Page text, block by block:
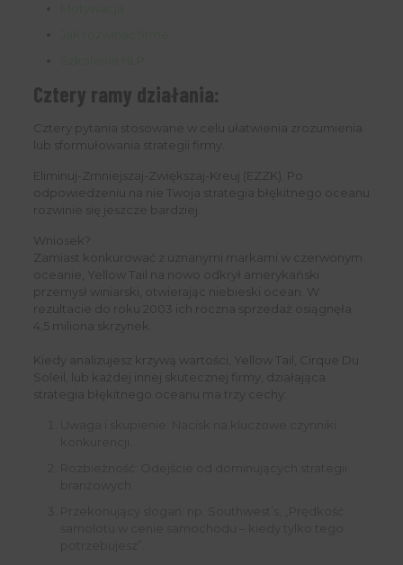
Cztery ramy działania:
Cztery pytania stosowane w celu ułatwienia zrozumienia
lub sformułowania strategii firmy.
Eliminuj-Zmniejszaj-Zwiększaj-Kreuj (EZZK). Po
odpowiedzeniu na nie Twoja strategia błękitnego oceanu
rozwinie się jeszcze bardziej.
Wniosek?
Zamiast konkurować z uznanymi markami w czerwonym
oceanie, Yellow Tail na nowo odkrył amerykański
przemysł winiarski, otwierając niebieski ocean. W
rezultacie do roku 2003 ich roczna sprzedaż osiągnęła
4,5 miliona skrzynek.
Kiedy analizujesz krzywą wartości, Yellow Tail, Cirque Du
Soleil, lub każdej innej skutecznej firmy, działająca
strategia błękitnego oceanu ma trzy cechy: